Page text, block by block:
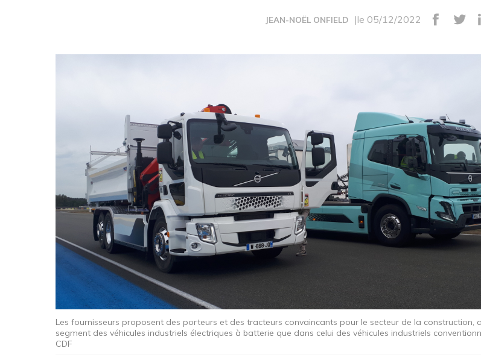
JEAN-NOËL ONFIELD |le 05/12/2022
Les fournisseurs proposent des porteurs et des tracteurs convaincants pour le secteur de la construction,
segment des véhicules industriels électriques à batterie que dans celui des véhicules industriels
CDF